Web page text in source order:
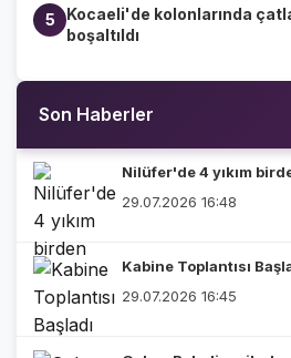
5
Kocaeli'de kolonlarında
boşaltıldı
Son Haberler
Nilüfer'de 4 yıkım
29.07.2026 16:48
Kabine Toplantısı
29.07.2026 16:45